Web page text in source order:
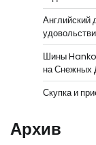
Английский
Шины
на Снежных
Скупка и
Архив